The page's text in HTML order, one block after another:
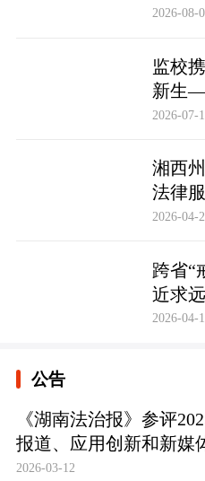
实现全
2026-08-
监校携手
新生
基层
2026-07-
湘西
法律
2026-04-
跨省“
近求
2026-04-
公告
《湖南法治报》参评
报道、应用创新和新媒
2026-03-12